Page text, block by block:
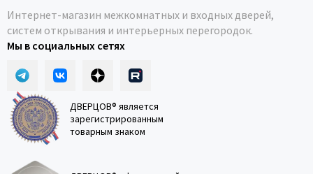
Интернет-магазин межкомнатных и входных дверей,
систем открывания и интерьерных перегородок.
Мы в социальных сетях
ДВЕРЦОВ® является
зарегистрированным
товарным знаком